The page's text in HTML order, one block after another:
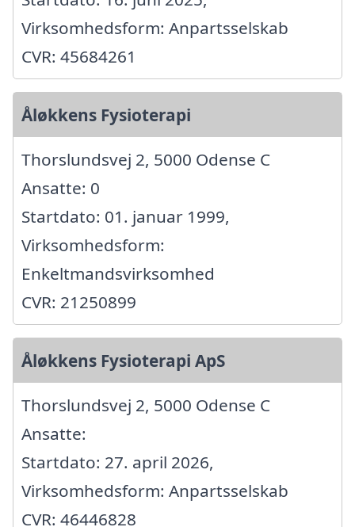
Virksomhedsform: Anpartsselskab
CVR: 45684261
Åløkkens Fysioterapi
Thorslundsvej 2, 5000 Odense C
Ansatte: 0
Startdato: 01. januar 1999,
Virksomhedsform:
Enkeltmandsvirksomhed
CVR: 21250899
Åløkkens Fysioterapi ApS
Thorslundsvej 2, 5000 Odense C
Ansatte:
Startdato: 27. april 2026,
Virksomhedsform: Anpartsselskab
CVR: 46446828